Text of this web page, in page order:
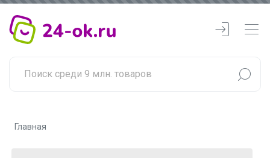
Главная